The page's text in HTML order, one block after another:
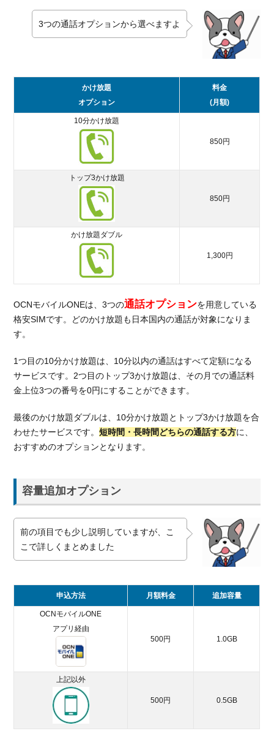
3つの通話オプションから選べますよ
かけ放題
オプション
料金
(月額)
10分かけ放題
850円
トップ3かけ放題
850円
かけ放題ダブル
1,300円
OCNモバイルONEは、3つの通話オプションを用意している
格安SIMです。どのかけ放題も日本国内の通話が対象になりま
す。
1つ目の10分かけ放題は、10分以内の通話はすべて定額になる
サービスです。2つ目のトップ3かけ放題は、その月での通話料
金上位3つの番号を0円にすることができます。
最後のかけ放題ダブルは、10分かけ放題とトップ3かけ放題を合
わせたサービスです。短時間・長時間どちらの通話する方に、
おすすめのオプションとなります。
容量追加オプション
前の項目でも少し説明していますが、こ
こで詳しくまとめました
申込方法 月額料金 追加容量
OCNモバイルONE
アプリ経由
500円
1.0GB
上記以外
500円 0.5GB